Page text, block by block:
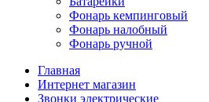
Фонарь кемпинговый
Фонарь налобный
Фонарь ручной
Главная
Интернет магазин
Звонки электрические